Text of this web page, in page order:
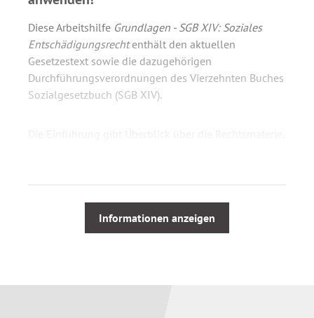
Diese Arbeitshilfe Grundlagen - SGB XIV: Soziales
Entschädigungsrechtenthält den aktuellen
Gesetzestext sowie die dazugehörigen
Durchführungsverordnungen des Vierzehnten Buches
Sozialgesetzbuch (SGB XIV).
Leistungsberechtigte und
Anspruchsvoraussetzungen
Informationen anzeigen